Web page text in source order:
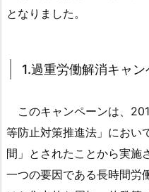
含
重
解
消
キ
ャ
となりました。
1.過重労働解消キャ
このキャンペーンは、
等防止対策推進法」におい
間」とされたことから実施
一つの要因である長時間労